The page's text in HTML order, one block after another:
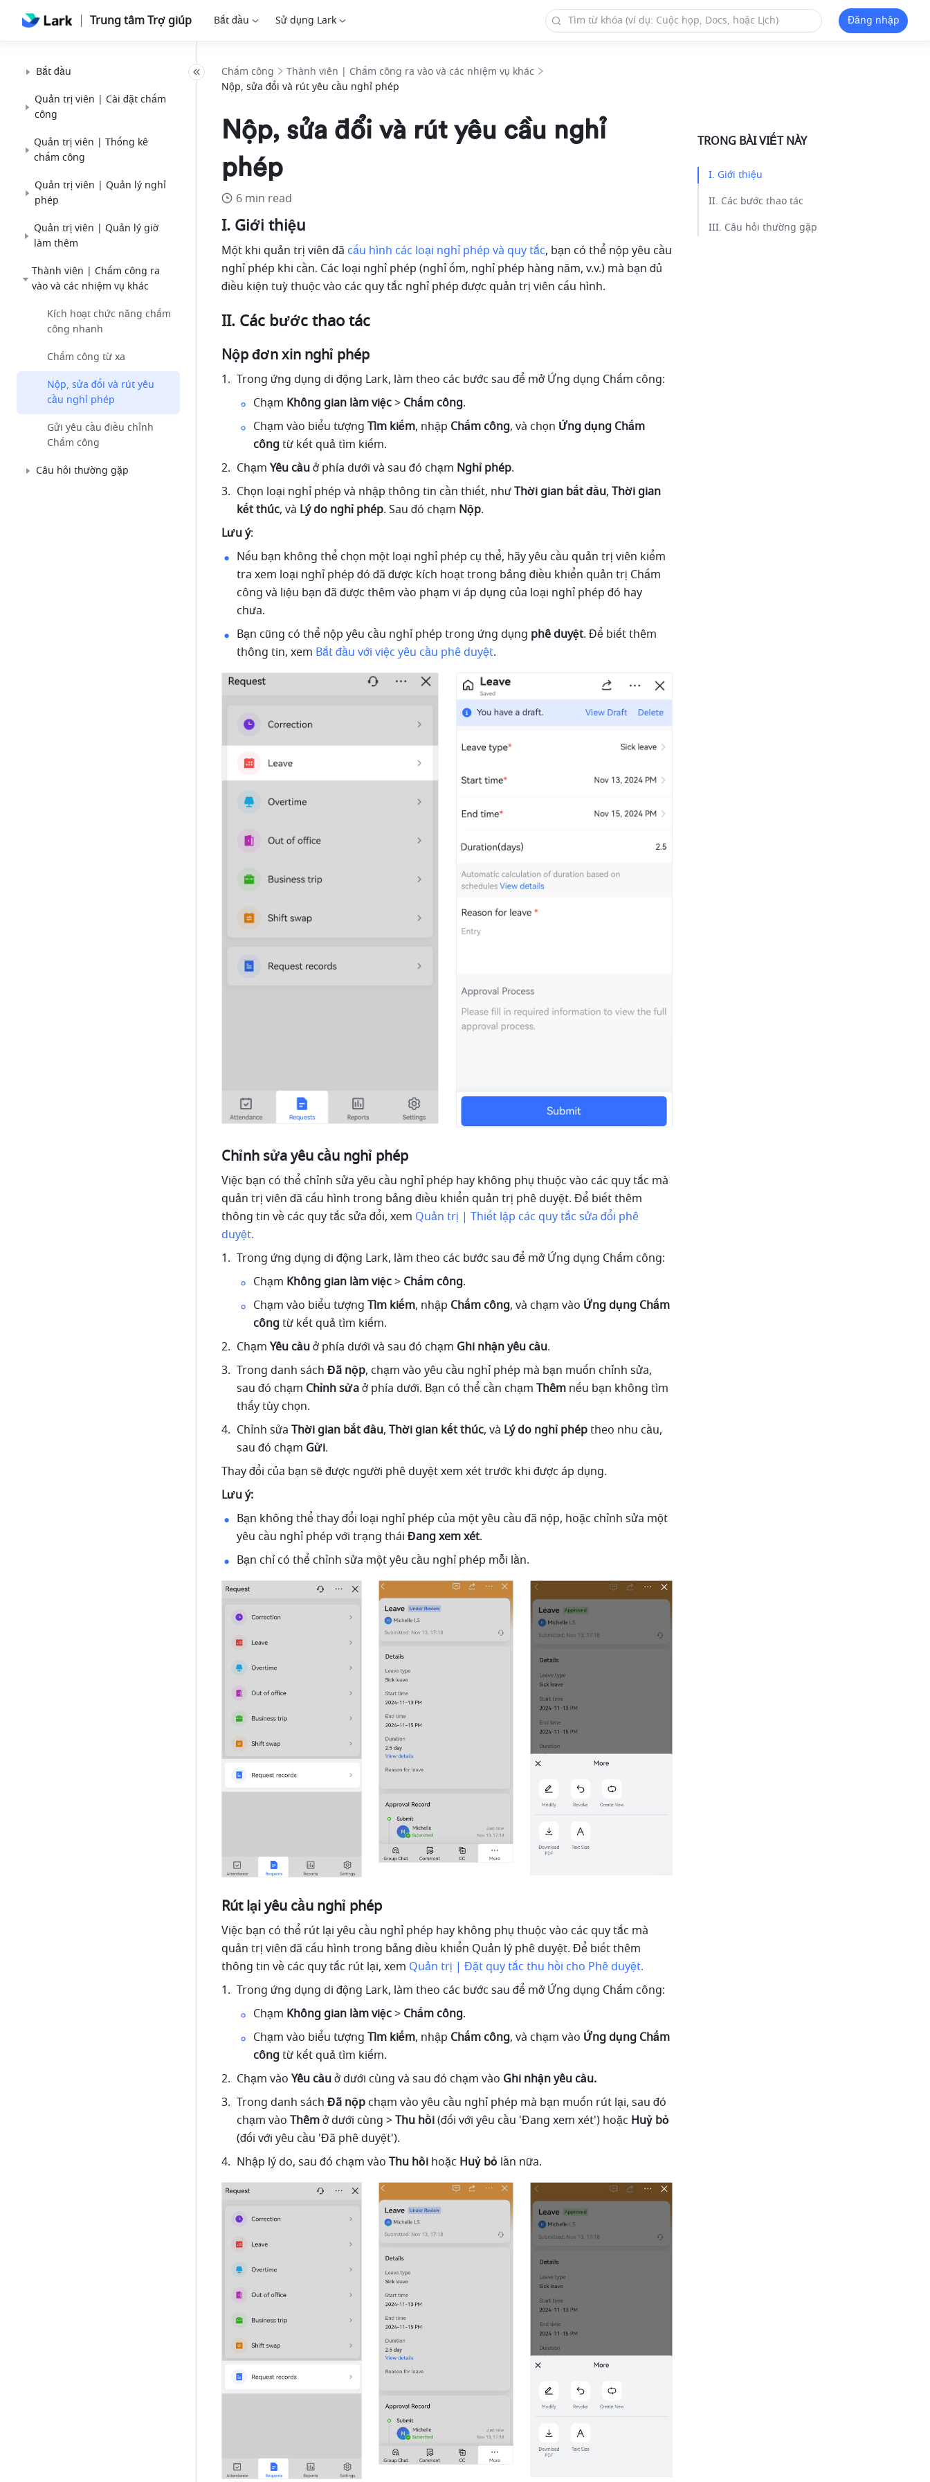
Trung tâm Trợ giúp Bắt đầu Sử dụng Lark Đăng nhập
Bắt đầu
Quản trị viên | Cài đặt chấm
công
Quản trị viên | Thống kê
chấm công
Quản trị viên | Quản lý nghỉ
phép
Quản trị viên | Quản lý giờ
làm thêm
Thành viên | Chấm công ra
vào và các nhiệm vụ khác
Kích hoạt chức năng chấm
công nhanh
Chấm công từ xa
Nộp, sửa đổi và rút yêu
cầu nghỉ phép
Gửi yêu cầu điều chỉnh
Chấm công
Câu hỏi thường gặp
Chấm công
Thành viên | Chấm công ra vào và các nhiệm vụ khác
Nộp, sửa đổi và rút yêu cầu nghỉ phép
Nộp, sửa đổi và rút yêu cầu nghỉ
phép
6 min read
I. Giới thiệu
Một khi quản trị viên đã cấu hình các loại nghỉ phép và quy tắc, bạn có thể nộp yêu cầu
nghỉ phép khi cần. Các loại nghỉ phép (nghỉ ốm, nghỉ phép hàng năm, v.v.) mà bạn đủ
điều kiện tuỳ thuộc vào các quy tắc nghỉ phép được quản trị viên cấu hình.
II. Các bước thao tác
Nộp đơn xin nghỉ phép
Trong ứng dụng di động Lark, làm theo các bước sau để mở Ứng dụng Chấm công:
Chạm Không gian làm việc > Chấm công.
Chạm vào biểu tượng Tìm kiếm, nhập Chấm công, và chọn Ứng dụng Chấm
công từ kết quả tìm kiếm.
Chạm Yêu cầu ở phía dưới và sau đó chạm Nghỉ phép.
Chọn loại nghỉ phép và nhập thông tin cần thiết, như Thời gian bắt đầu, Thời gian
kết thúc, và Lý do nghỉ phép. Sau đó chạm Nộp.
Lưu ý:
Nếu bạn không thể chọn một loại nghỉ phép cụ thể, hãy yêu cầu quản trị viên kiểm
tra xem loại nghỉ phép đó đã được kích hoạt trong bảng điều khiển quản trị Chấm
công và liệu bạn đã được thêm vào phạm vi áp dụng của loại nghỉ phép đó hay
chưa.
Bạn cũng có thể nộp yêu cầu nghỉ phép trong ứng dụng phê duyệt. Để biết thêm
thông tin, xem Bắt đầu với việc yêu cầu phê duyệt.
Chỉnh sửa yêu cầu nghỉ phép
Việc bạn có thể chỉnh sửa yêu cầu nghỉ phép hay không phụ thuộc vào các quy tắc mà
quản trị viên đã cấu hình trong bảng điều khiển quản trị phê duyệt. Để biết thêm
thông tin về các quy tắc sửa đổi, xem Quản trị | Thiết lập các quy tắc sửa đổi phê
duyệt.
Trong ứng dụng di động Lark, làm theo các bước sau để mở Ứng dụng Chấm công:
Chạm Không gian làm việc > Chấm công.
Chạm vào biểu tượng Tìm kiếm, nhập Chấm công, và chạm vào Ứng dụng Chấm
công từ kết quả tìm kiếm.
Chạm Yêu cầu ở phía dưới và sau đó chạm Ghi nhận yêu cầu.
Trong danh sách Đã nộp, chạm vào yêu cầu nghỉ phép mà bạn muốn chỉnh sửa,
sau đó chạm Chỉnh sửa ở phía dưới. Bạn có thể cần chạm Thêm nếu bạn không tìm
thấy tùy chọn.
Chỉnh sửa Thời gian bắt đầu, Thời gian kết thúc, và Lý do nghỉ phép theo nhu cầu,
sau đó chạm Gửi.
Thay đổi của bạn sẽ được người phê duyệt xem xét trước khi được áp dụng.
Lưu ý:
Bạn không thể thay đổi loại nghỉ phép của một yêu cầu đã nộp, hoặc chỉnh sửa một
yêu cầu nghỉ phép với trạng thái Đang xem xét.
Bạn chỉ có thể chỉnh sửa một yêu cầu nghỉ phép mỗi lần.
Rút lại yêu cầu nghỉ phép
Việc bạn có thể rút lại yêu cầu nghỉ phép hay không phụ thuộc vào các quy tắc mà
quản trị viên đã cấu hình trong bảng điều khiển Quản lý phê duyệt. Để biết thêm
thông tin về các quy tắc rút lại, xem Quản trị | Đặt quy tắc thu hồi cho Phê duyệt.
Trong ứng dụng di động Lark, làm theo các bước sau để mở Ứng dụng Chấm công:
Chạm Không gian làm việc > Chấm công.
Chạm vào biểu tượng Tìm kiếm, nhập Chấm công, và chạm vào Ứng dụng Chấm
công từ kết quả tìm kiếm.
Chạm vào Yêu cầu ở dưới cùng và sau đó chạm vào Ghi nhận yêu cầu.
Trong danh sách Đã nộp chạm vào yêu cầu nghỉ phép mà bạn muốn rút lại, sau đó
chạm vào Thêm ở dưới cùng > Thu hồi (đối với yêu cầu 'Đang xem xét') hoặc Huỷ bỏ
(đối với yêu cầu 'Đã phê duyệt').
Nhập lý do, sau đó chạm vào Thu hồi hoặc Huỷ bỏ lần nữa.
TRONG BÀI VIẾT NÀY
I. Giới thiệu​
II. Các bước thao tác​
III. Câu hỏi thường gặp​